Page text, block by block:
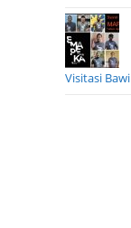
Visitasi Bawi